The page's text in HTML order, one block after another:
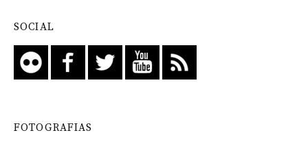
SOCIAL
FOTOGRAFIAS